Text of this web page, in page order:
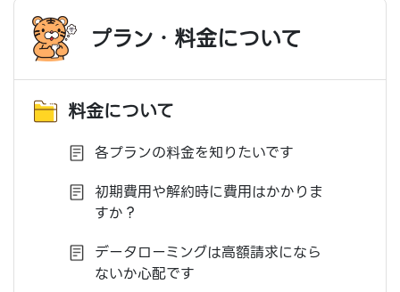
プラン・料金について
料金について
各プランの料金を知りたいです
初期費用や解約時に費用はかかりま
すか？
データローミングは高額請求になら
ないか心配です